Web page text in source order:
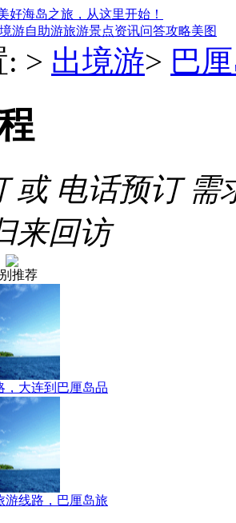
游自助游旅游景点资讯问答攻略美图
: > 出境游> 巴
或 电话预订 需
来回访
推荐
，大连到巴厘岛品
游线路，巴厘岛旅